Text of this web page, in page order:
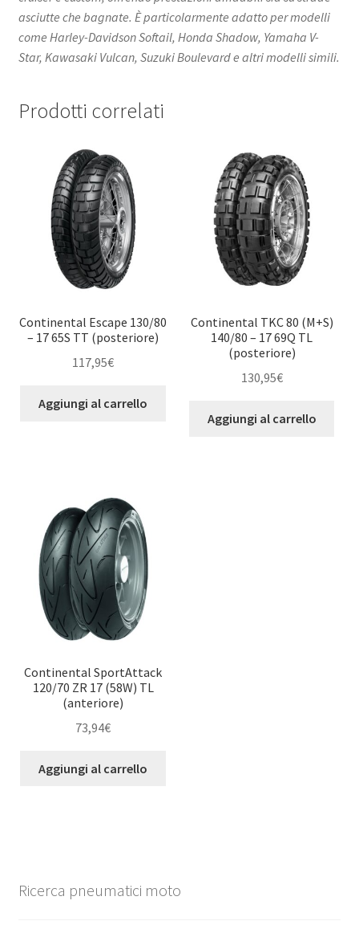
asciutte che bagnate. È particolarmente adatto per modelli
come Harley-Davidson Softail, Honda Shadow, Yamaha V-
Star, Kawasaki Vulcan, Suzuki Boulevard e altri modelli simili.
Prodotti correlati
Continental Escape 130/80
– 17 65S TT (posteriore)
117,95€
Aggiungi al carrello
Continental TKC 80 (M+S)
140/80 – 17 69Q TL
(posteriore)
130,95€
Aggiungi al carrello
Continental SportAttack
120/70 ZR 17 (58W) TL
(anteriore)
73,94€
Aggiungi al carrello
Ricerca pneumatici moto